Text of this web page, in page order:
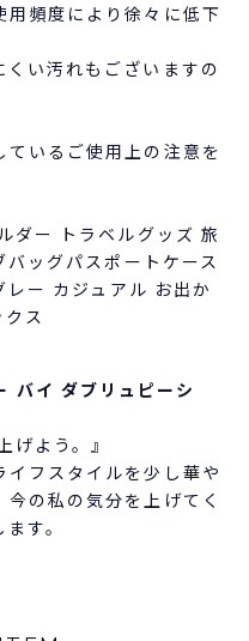
頻度により徐々に低下
い汚れもございますの
いるご使用上の注意を
ダー トラベルグッズ 旅
ッグパスポートケース
ー カジュアル お出か
ス
イ ダブリュピーシ
よう。』
フスタイルを少し華や
の私の気分を上げてく
す。